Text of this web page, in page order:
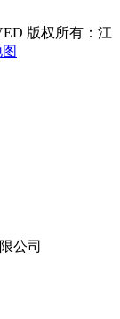
版权所有：江
公司